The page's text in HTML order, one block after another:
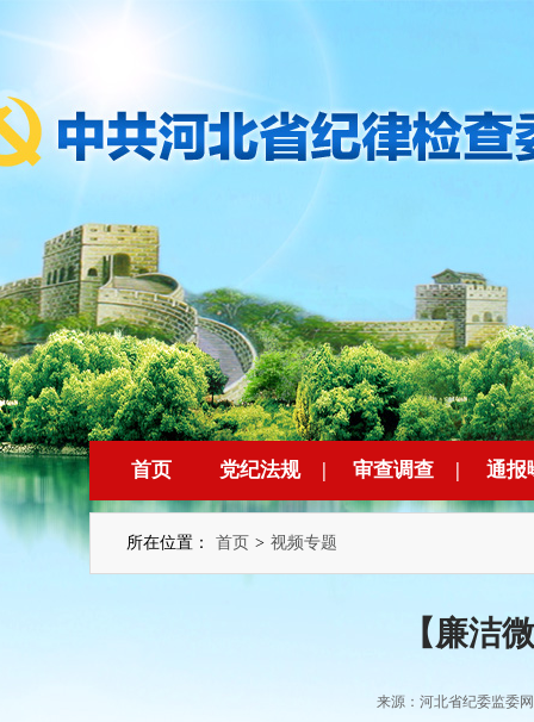
首页 党纪法规 | 审查调查 | 通报
所在位置： 首页 > 视频专题
【廉洁
来源：河北省纪委监